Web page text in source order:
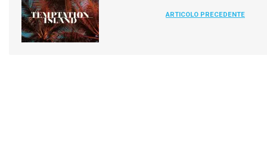
ARTICOLO PRECEDENTE